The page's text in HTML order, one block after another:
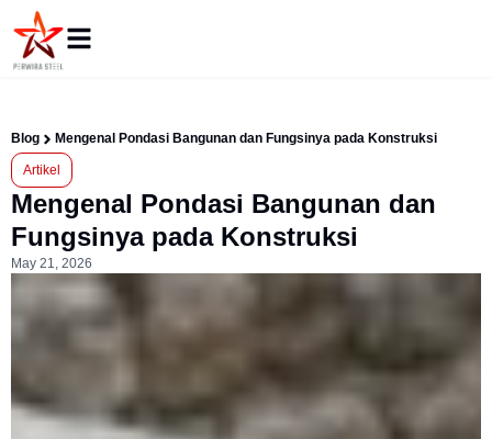
Blog Mengenal Pondasi Bangunan dan Fungsinya pada Konstruksi
Artikel
Mengenal Pondasi Bangunan dan
Fungsinya pada Konstruksi
May 21, 2026